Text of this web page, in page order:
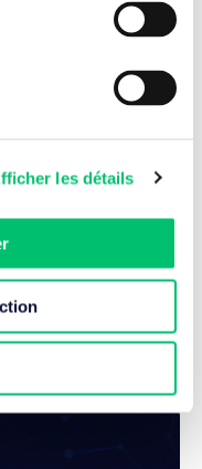
les détails
8 : la réflexion